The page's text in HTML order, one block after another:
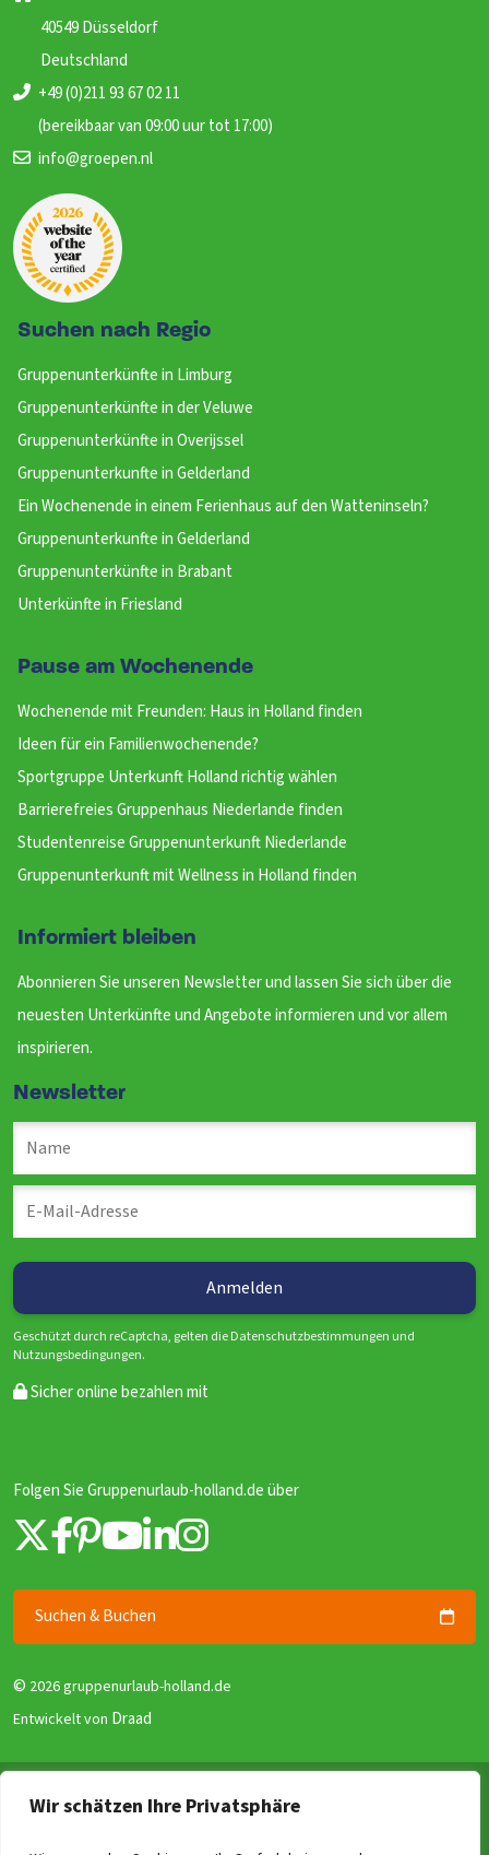
Wir schätzen Ihre Privatsphäre
40549 Düsseldorf
Deutschland
+49 (0)211 93 67 02 11
(bereikbaar van 09:00 uur tot 17:00)
info@groepen.nl
Suchen nach Regio
Gruppenunterkünfte in Limburg
Gruppenunterkünfte in der Veluwe
Gruppenunterkünfte in Overijssel
Gruppenunterkunfte in Gelderland
Ein Wochenende in einem Ferienhaus auf den Watteninseln?
Gruppenunterkunfte in Gelderland
Gruppenunterkünfte in Brabant
Unterkünfte in Friesland
Pause am Wochenende
Wochenende mit Freunden: Haus in Holland finden
Ideen für ein Familienwochenende?
Sportgruppe Unterkunft Holland richtig wählen
Barrierefreies Gruppenhaus Niederlande finden
Studentenreise Gruppenunterkunft Niederlande
Gruppenunterkunft mit Wellness in Holland finden
Informiert bleiben
Abonnieren Sie unseren Newsletter und lassen Sie sich über die
neuesten Unterkünfte und Angebote informieren und vor allem
inspirieren.
Newsletter
Geschützt durch reCaptcha, gelten die Datenschutzbestimmungen und
Nutzungsbedingungen.
Sicher online bezahlen mit
Folgen Sie Gruppenurlaub-holland.de über
Suchen & Buchen
© 2026 gruppenurlaub-holland.de
Entwickelt von Draad